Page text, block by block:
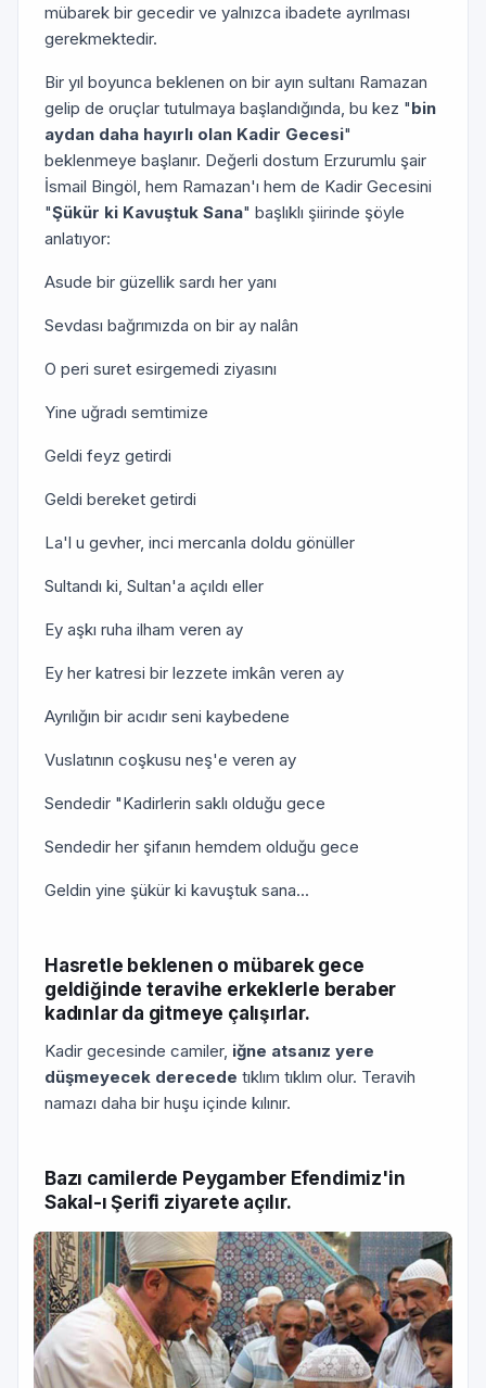
mübarek bir gecedir ve yalnızca ibadete ayrılması
gerekmektedir.
Bir yıl boyunca beklenen on bir ayın sultanı Ramazan
ge­lip de oruçlar tutulmaya başlandığında, bu kez "bin
aydan daha hayırlı olan Kadir Gecesi"
beklenmeye başlanır. Değerli dostum Erzurumlu şair
İsmail Bingöl, hem Ramazan'ı hem de Kadir Ge­cesini
"Şükür ki Kavuştuk Sana" başlıklı şiirinde şöyle
anlatıyor:
Asude bir güzellik sardı her yanı
Sevdası bağrımızda on bir ay nalân
O peri suret esirgemedi ziyasını
Yine uğradı semtimize
Geldi feyz getirdi
Geldi bereket getirdi
La'l u gevher, inci mercanla doldu gönüller
Sultandı ki, Sultan'a açıldı eller
Ey aşkı ruha ilham veren ay
Ey her katresi bir lezzete imkân veren ay
Ayrılığın bir acıdır seni kaybedene
Vuslatının coşkusu neş'e veren ay
Sendedir "Kadirlerin saklı olduğu gece
Sendedir her şifanın hemdem olduğu gece
Geldin yine şükür ki kavuştuk sana...
Hasretle beklenen o mübarek gece
geldiğinde teravihe er­keklerle beraber
kadınlar da gitmeye çalışırlar.
Kadir gecesinde camiler, iğne atsanız yere
düşmeyecek derecede tıklım tıklım olur. Teravih
namazı daha bir huşu içinde kılınır.
Bazı camilerde Peygamber Efendimiz'in
Sakal-ı Şerifi ziyarete açılır.